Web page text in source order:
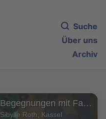
Suche
Über uns
Archiv
Begegnungen mit Fanny
Sibylle Roth, Kassel